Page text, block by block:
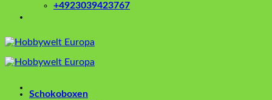
+4923039423767
Schokoboxen